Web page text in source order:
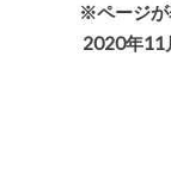
※ページが
2020年11